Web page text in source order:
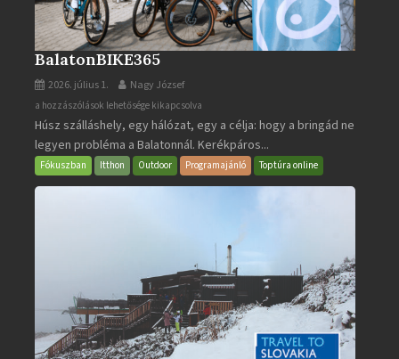
BalatonBIKE365
2026. július 1. Nagy József
BalatonBIKE365
bejegyzéshez
a hozzászólások lehetősége kikapcsolva
Húsz szálláshely, egy hálózat, egy a célja: hogy a bringád ne
legyen probléma a Balatonnál. Kerékpáros...
Fókuszban Itthon Outdoor Programajánló Toptúra online